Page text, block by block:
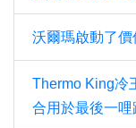
沃爾瑪啟動了
Thermo King冷
合用於最後一